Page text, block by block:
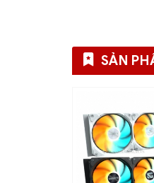
Split-
MSI trang bị
giảm điểm
SẢN